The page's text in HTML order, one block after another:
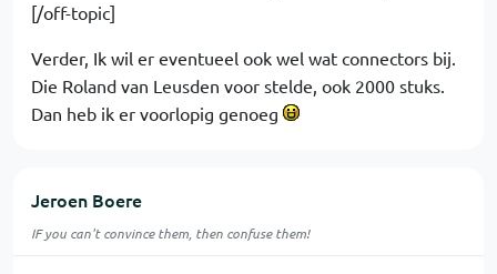
[/off-topic]
Verder, Ik wil er eventueel ook wel wat connectors bij.
Die Roland van Leusden voor stelde, ook 2000 stuks.
Dan heb ik er voorlopig genoeg
Jeroen Boere
IF you can't convince them, then confuse them!